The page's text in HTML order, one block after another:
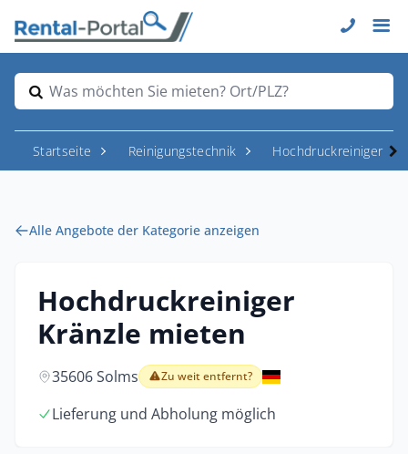
Was möchten Sie mieten? Ort/PLZ?
Startseite Reinigungstechnik Hochdruckreiniger
Alle Angebote der Kategorie anzeigen
Hochdruckreiniger
Kränzle mieten
35606 Solms Zu weit entfernt?
Lieferung und Abholung möglich